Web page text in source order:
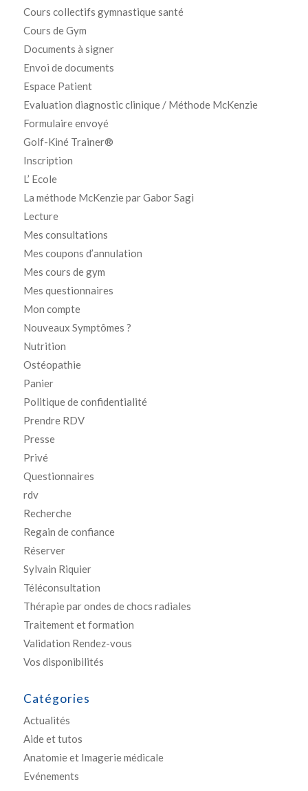
Cours collectifs gymnastique santé
Cours de Gym
Documents à signer
Envoi de documents
Espace Patient
Evaluation diagnostic clinique / Méthode McKenzie
Formulaire envoyé
Golf-Kiné Trainer®
Inscription
L’ Ecole
La méthode McKenzie par Gabor Sagi
Lecture
Mes consultations
Mes coupons d’annulation
Mes cours de gym
Mes questionnaires
Mon compte
Nouveaux Symptômes ?
Nutrition
Ostéopathie
Panier
Politique de confidentialité
Prendre RDV
Presse
Privé
Questionnaires
rdv
Recherche
Regain de confiance
Réserver
Sylvain Riquier
Téléconsultation
Thérapie par ondes de chocs radiales
Traitement et formation
Validation Rendez-vous
Vos disponibilités
Catégories
Actualités
Aide et tutos
Anatomie et Imagerie médicale
Evénements